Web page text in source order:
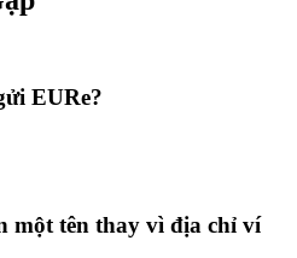
EURe?
một tên thay vì địa chỉ ví